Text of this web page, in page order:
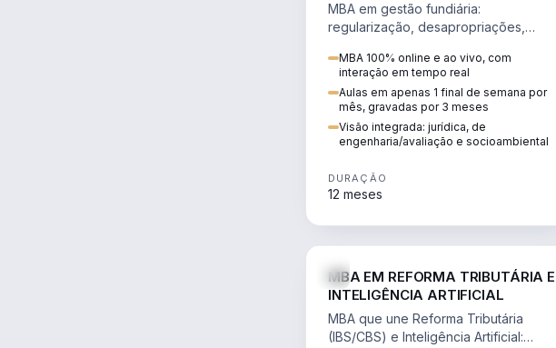
MBA em gestão fundiária:
regularização, desapropriações,
ambiental em projetos de
infraestrutura.
MBA 100% online e ao vivo, com
interação em tempo real
Aulas em apenas 1 final de semana por
mês, gravadas por 3 meses
Visão integrada: jurídica, de
engenharia/avaliação e socioambiental
DURAÇÃO
12 meses
MBA EM REFORMA TRIBUTÁRIA E
INTELIGÊNCIA ARTIFICIAL
MBA que une Reforma Tributária
(IBS/CBS) e Inteligência Artificial: